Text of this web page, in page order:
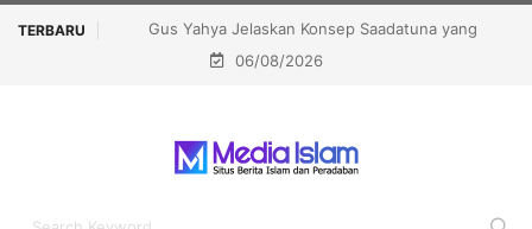
TERBARU
Konsep Saadatuna yang
Khutbatul ‘Arsy Darunnajah,
Pesantren untuk Pencetakan
06/08/2026